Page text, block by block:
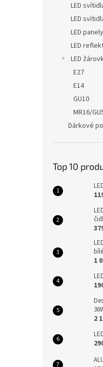
LED
LED
LED panely
LED
LED
E27
E14
GU10
MR16/
Dárkové
Top 10
bílé
1
2